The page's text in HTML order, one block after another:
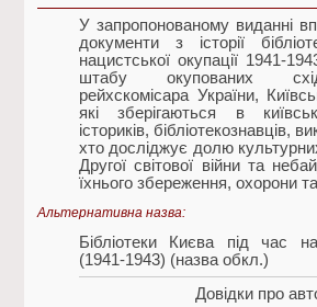
У запропонованому виданні
документи з історії
нацистської окупації 1941-
штабу окупованих
рейхскомісара України,
які зберігаються в
істориків, бібліотекознавців,
хто досліджує долю
Другої світової війни та
їхнього збереження, охорони
Альтернативна назва:
Бібліотеки Києва під час
(1941-1943) (назва обкл.)
Довідки про